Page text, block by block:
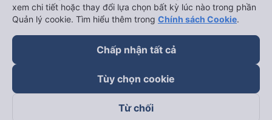
xem chi tiết hoặc thay đổi lựa chọn bất kỳ lúc nào trong phần
Quản lý cookie. Tìm hiểu thêm trong Chính sách Cookie.
Chấp nhận tất cả
Tùy chọn cookie
Từ chối